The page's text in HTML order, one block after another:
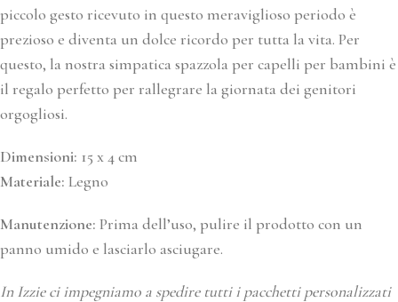
piccolo gesto ricevuto in questo meraviglioso periodo è
prezioso e diventa un dolce ricordo per tutta la vita. Per
questo, la nostra simpatica spazzola per capelli per bambini è
il regalo perfetto per rallegrare la giornata dei genitori
orgogliosi.
Dimensioni: 15 x 4 cm
Materiale: Legno
Manutenzione: Prima dell’uso, pulire il prodotto con un
panno umido e lasciarlo asciugare.
In Izzie ci impegniamo a spedire tutti i pacchetti personalizzati